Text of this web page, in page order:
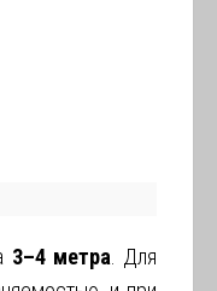
3–4 метра. Для